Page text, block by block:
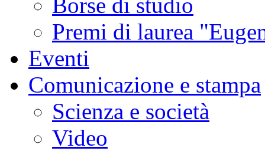
Premi di laurea
Eventi
Comunicazione e stampa
Scienza e società
Video